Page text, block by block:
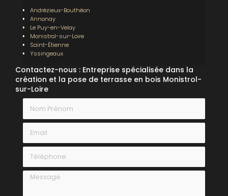
Andrézieux-Bouthéon
Annonay
Le Puy-en-Velay
Monistrol-sur-Loire
Saint-Étienne
Yssingeaux
Contactez-nous : Entreprise spécialisée dans la
création et la pose de terrasse en bois Monistrol-
sur-Loire
Nom Prénom
Email
Téléphone
Message